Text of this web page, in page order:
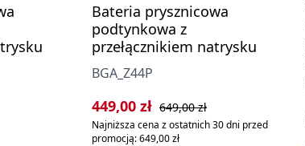
Bateria prysznicowa
podtynkowa z
przełącznikiem natrysku
BGA_Z44P
Cena sprzedaży:
449,00 zł Cena regularna:
649,00 zł
Najniższa cena z ostatnich 30 dni przed
promocją: 649,00 zł